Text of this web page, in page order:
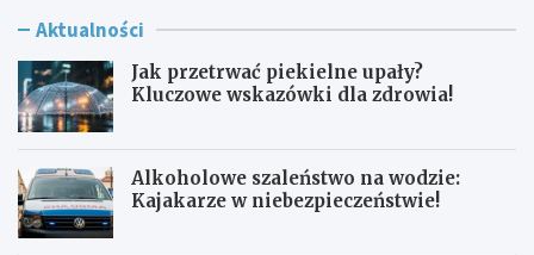
Aktualności
Jak przetrwać piekielne upały?
Kluczowe wskazówki dla zdrowia!
Alkoholowe szaleństwo na wodzie:
Kajakarze w niebezpieczeństwie!